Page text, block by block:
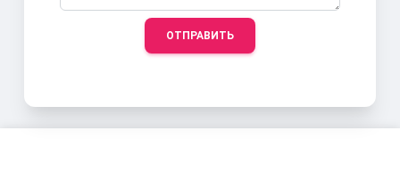
ОТПРАВИТЬ